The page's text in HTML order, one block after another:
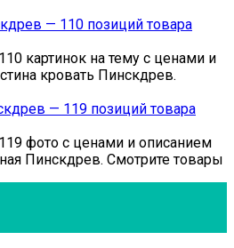
— 110 позиций товара
картинок на тему с ценами и
кровать Пинскдрев.
— 119 позиций товара
фото с ценами и описанием
Пинскдрев. Смотрите товары